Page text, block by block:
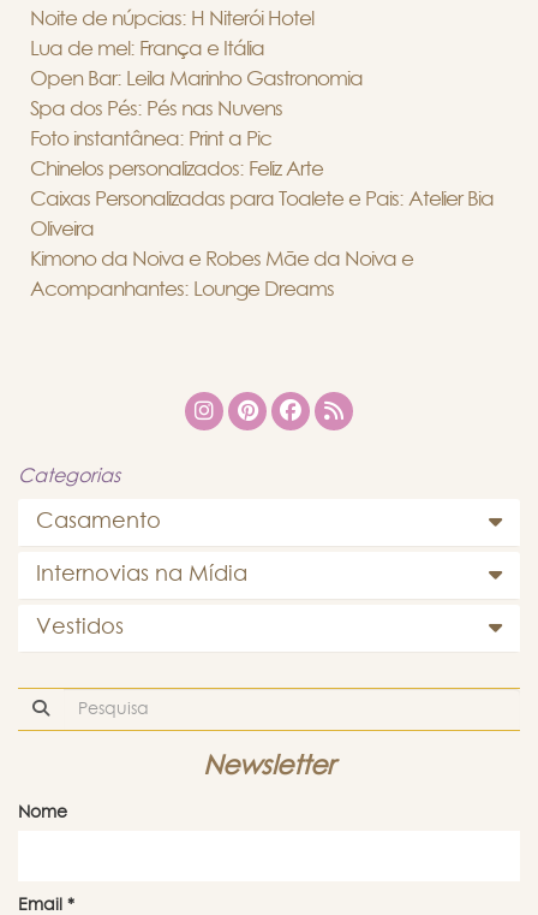
Noite de núpcias: H Niterói Hotel
Lua de mel: França e Itália
Open Bar: Leila Marinho Gastronomia
Spa dos Pés: Pés nas Nuvens
Foto instantânea: Print a Pic
Chinelos personalizados: Feliz Arte
Caixas Personalizadas para Toalete e Pais: Atelier Bia
Oliveira
Kimono da Noiva e Robes Mãe da Noiva e
Acompanhantes: Lounge Dreams
Categorias
Casamento
Internovias na Mídia
Vestidos
Newsletter
Nome
Email *